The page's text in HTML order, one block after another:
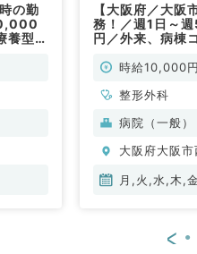
の勤
養型病
【大阪府／大阪
務！／週1日～
円／外来、病棟
時給10,000円
整形外科
病院（一般）
大阪府大阪市
月,火,水,木,金
<